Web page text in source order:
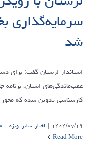
شد
استاندار لرستان گفت: برای
عقب‌ماندگی‌های استان،
کارشناسی تدوین شده که
۱۴۰۴/۰۷/۱۹ | اخبار,سایر,ویژه | ۰ Comments
Read More